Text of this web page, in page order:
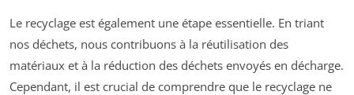
Le recyclage est également une étape essentielle. En triant
nos déchets, nous contribuons à la réutilisation des
matériaux et à la réduction des déchets envoyés en décharge.
Cependant, il est crucial de comprendre que le recyclage ne